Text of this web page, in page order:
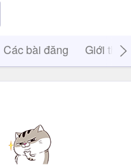
Các bài đăng Giới thiệu